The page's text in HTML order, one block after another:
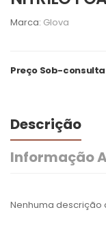
Marca: Glova
Preço Sob-consulta
Descrição
Informação
Nenhuma descrição